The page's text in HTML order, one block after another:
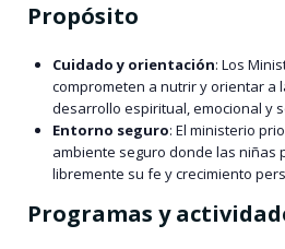
Propósito
Cuidado y orientación: Los
comprometen a nutrir y orientar a
desarrollo espiritual, emocional y
Entorno seguro: El ministerio
ambiente seguro donde las niñas
libremente su fe y crecimiento
Programas y